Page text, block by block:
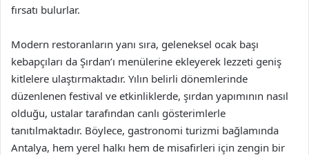
fırsatı bulurlar.
Modern restoranların yanı sıra, geleneksel ocak başı
kebapçıları da Şırdan’ı menülerine ekleyerek lezzeti geniş
kitlelere ulaştırmaktadır. Yılın belirli dönemlerinde
düzenlenen festival ve etkinliklerde, şırdan yapımının nasıl
olduğu, ustalar tarafından canlı gösterimlerle
tanıtılmaktadır. Böylece, gastronomi turizmi bağlamında
Antalya, hem yerel halkı hem de misafirleri için zengin bir